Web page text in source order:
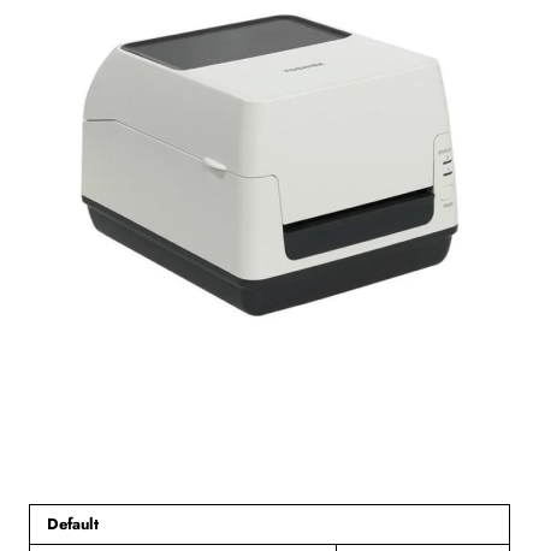
Default